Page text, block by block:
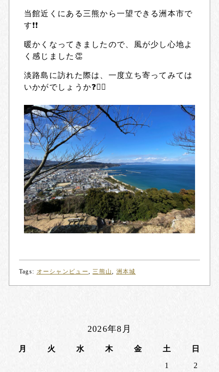
当館近くにある三熊から一望できる洲本市で
す❗❗
暖かくなってきましたので、風が少し心地よ
く感じました👏
淡路島に訪れた際は、一度立ち寄ってみては
いかがでしょうか❓🙇‍♂️
Tags: オーシャンビュー,三熊山, 洲本城
2026年8月
月 火 水 木 金 土
日
1
2